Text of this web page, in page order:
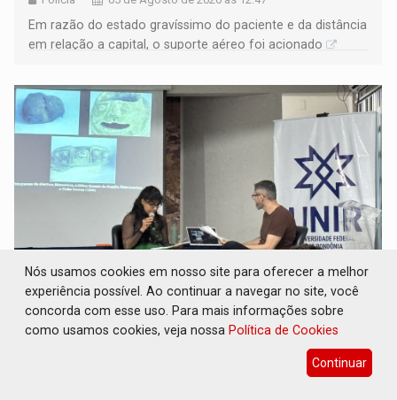
Em razão do estado gravíssimo do paciente e da distância
em relação a capital, o suporte aéreo foi acionado
CINEAMAZÔNIA: (Contra)arquivos
resgatam memória de Rondônia sob a ótica
dos vencidos
Nós usamos cookies em nosso site para oferecer a melhor
experiência possível. Ao continuar a navegar no site, você
concorda com esse uso. Para mais informações sobre
como usamos cookies, veja nossa Política de Cookies
Continuar